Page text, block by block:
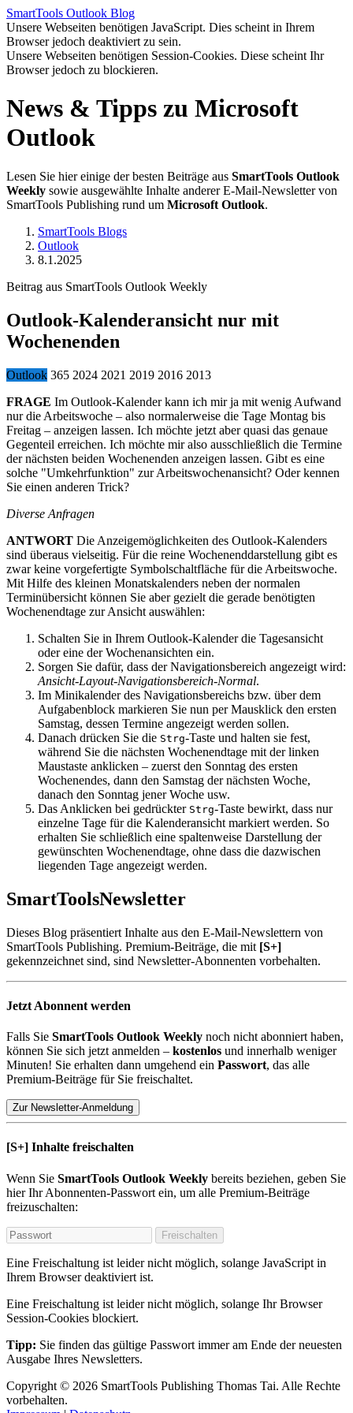
SmartTools Outlook Blog
Unsere Webseiten benötigen JavaScript. Dies scheint in Ihrem
Browser jedoch deaktiviert zu sein.
Unsere Webseiten benötigen Session-Cookies. Diese scheint Ihr
Browser jedoch zu blockieren.
News & Tipps zu Microsoft
Outlook
Lesen Sie hier einige der besten Beiträge aus SmartTools Outlook
Weekly sowie ausgewählte Inhalte anderer E-Mail-Newsletter von
SmartTools Publishing rund um Microsoft Outlook.
SmartTools Blogs
Outlook
8.1.2025
Beitrag aus SmartTools Outlook Weekly
Outlook-Kalenderansicht nur mit
Wochenenden
Outlook 365 2024 2021 2019 2016 2013
FRAGE Im Outlook-Kalender kann ich mir ja mit wenig Aufwand
nur die Arbeitswoche – also normalerweise die Tage Montag bis
Freitag – anzeigen lassen. Ich möchte jetzt aber quasi das genaue
Gegenteil erreichen. Ich möchte mir also ausschließlich die Termine
der nächsten beiden Wochenenden anzeigen lassen. Gibt es eine
solche "Umkehrfunktion" zur Arbeitswochenansicht? Oder kennen
Sie einen anderen Trick?
Diverse Anfragen
ANTWORT Die Anzeigemöglichkeiten des Outlook-Kalenders
sind überaus vielseitig. Für die reine Wochenenddarstellung gibt es
zwar keine vorgefertigte Symbolschaltfläche für die Arbeitswoche.
Mit Hilfe des kleinen Monatskalenders neben der normalen
Terminübersicht können Sie aber gezielt die gerade benötigten
Wochenendtage zur Ansicht auswählen:
Schalten Sie in Ihrem Outlook-Kalender die Tagesansicht
oder eine der Wochenansichten ein.
Sorgen Sie dafür, dass der Navigationsbereich angezeigt wird:
Ansicht-Layout-Navigationsbereich-Normal.
Im Minikalender des Navigationsbereichs bzw. über dem
Aufgabenblock markieren Sie nun per Mausklick den ersten
Samstag, dessen Termine angezeigt werden sollen.
Danach drücken Sie die Strg-Taste und halten sie fest,
während Sie die nächsten Wochenendtage mit der linken
Maustaste anklicken – zuerst den Sonntag des ersten
Wochenendes, dann den Samstag der nächsten Woche,
danach den Sonntag jener Woche usw.
Das Anklicken bei gedrückter Strg-Taste bewirkt, dass nur
einzelne Tage für die Kalenderansicht markiert werden. So
erhalten Sie schließlich eine spaltenweise Darstellung der
gewünschten Wochenendtage, ohne dass die dazwischen
liegenden Tage angezeigt werden.
SmartToolsNewsletter
Dieses Blog präsentiert Inhalte aus den E-Mail-Newslettern von
SmartTools Publishing. Premium-Beiträge, die mit [S+]
gekennzeichnet sind, sind Newsletter-Abonnenten vorbehalten.
Jetzt Abonnent werden
Falls Sie SmartTools Outlook Weekly noch nicht abonniert haben,
können Sie sich jetzt anmelden – kostenlos und innerhalb weniger
Minuten! Sie erhalten dann umgehend ein Passwort, das alle
Premium-Beiträge für Sie freischaltet.
Zur Newsletter-Anmeldung
[S+] Inhalte freischalten
Wenn Sie SmartTools Outlook Weekly bereits beziehen, geben Sie
hier Ihr Abonnenten-Passwort ein, um alle Premium-Beiträge
freizuschalten:
Freischalten
Eine Freischaltung ist leider nicht möglich, solange JavaScript in
Ihrem Browser deaktiviert ist.
Eine Freischaltung ist leider nicht möglich, solange Ihr Browser
Session-Cookies blockiert.
Tipp: Sie finden das gültige Passwort immer am Ende der neuesten
Ausgabe Ihres Newsletters.
Copyright © 2026 SmartTools Publishing Thomas Tai. Alle Rechte
vorbehalten.